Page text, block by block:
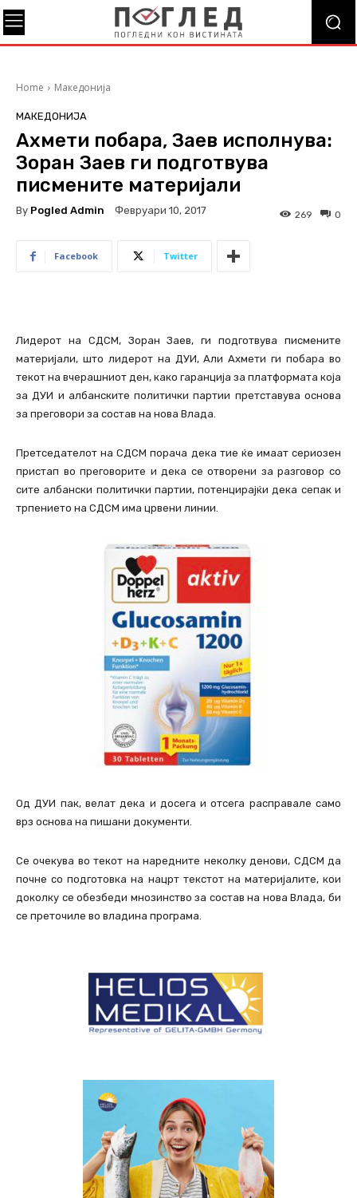
Home Македонија
МАКЕДОНИЈА
Ахмети побара, Заев исполнува:
Зоран Заев ги подготвува
писмените материјали
By Pogled Admin Февруари 10, 2017 0
269
Facebook Twitter
Лидерот на СДСМ, Зоран Заев, ги подготвува писмените
материјали, што лидерот на ДУИ, Али Ахмети ги побара во
текот на вчерашниот ден, како гаранција за платформата која
за ДУИ и албанските политички партии претставува основа
за преговори за состав на нова Влада.
Претседателот на СДСМ порача дека тие ќе имаат сериозен
пристап во преговорите и дека се отворени за разговор со
сите албански политички партии, потенцирајќи дека сепак и
трпението на СДСМ има црвени линии.
Од ДУИ пак, велат дека и досега и отсега расправале само
врз основа на пишани документи.
Се очекува во текот на наредните неколку денови, СДСМ да
почне со подготовка на нацрт текстот на материјалите, кои
доколку се обезбеди мнозинство за состав на нова Влада, би
се преточиле во владина програма.